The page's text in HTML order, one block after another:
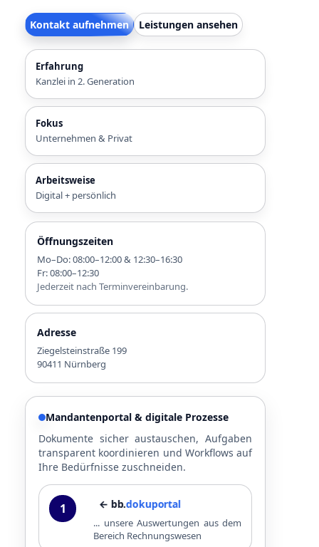
Kontakt aufnehmen Leistungen ansehen
Erfahrung
Kanzlei in 2. Generation
Fokus
Unternehmen & Privat
Arbeitsweise
Digital + persönlich
Öffnungszeiten
Mo–Do: 08:00–12:00 & 12:30–16:30
Fr: 08:00–12:30
Jederzeit nach Terminvereinbarung.
Adresse
Ziegelsteinstraße 199
90411 Nürnberg
Mandantenportal & digitale Prozesse
Dokumente sicher austauschen, Aufgaben
transparent koordinieren und Workflows auf
Ihre Bedürfnisse zuschneiden.
1 ← bb.dokuportal
... unsere Auswertungen aus dem
Bereich Rechnungswesen